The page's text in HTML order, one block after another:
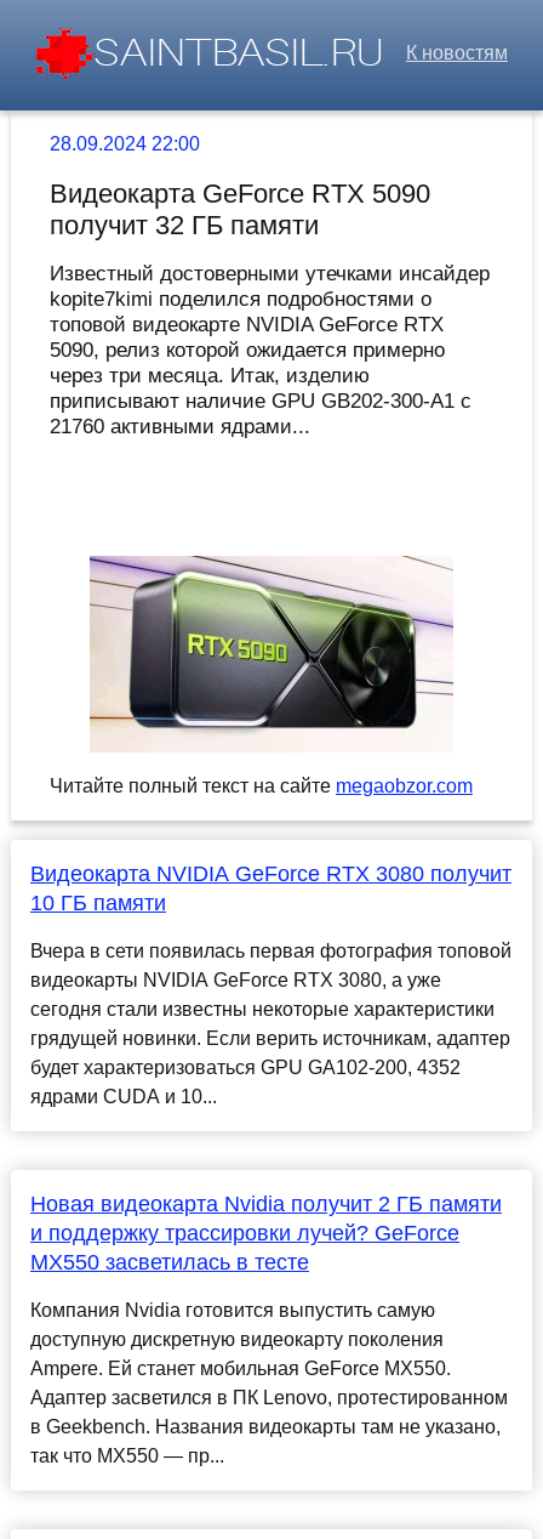
К новостям
28.09.2024 22:00
Видеокарта GeForce RTX 5090
получит 32 ГБ памяти
Известный достоверными утечками инсайдер
kopite7kimi поделился подробностями о
топовой видеокарте NVIDIA GeForce RTX
5090, релиз которой ожидается примерно
через три месяца. Итак, изделию
приписывают наличие GPU GB202-300-A1 с
21760 активными ядрами...
Читайте полный текст на сайте megaobzor.com
Видеокарта NVIDIA GeForce RTX 3080 получит
10 ГБ памяти
Вчера в сети появилась первая фотография топовой
видеокарты NVIDIA GeForce RTX 3080, а уже
сегодня стали известны некоторые характеристики
грядущей новинки. Если верить источникам, адаптер
будет характеризоваться GPU GA102-200, 4352
ядрами CUDA и 10...
Новая видеокарта Nvidia получит 2 ГБ памяти
и поддержку трассировки лучей? GeForce
MX550 засветилась в тесте
Компания Nvidia готовится выпустить самую
доступную дискретную видеокарту поколения
Ampere. Ей станет мобильная GeForce MX550.
Адаптер засветился в ПК Lenovo, протестированном
в Geekbench. Названия видеокарты там не указано,
так что MX550 — пр...